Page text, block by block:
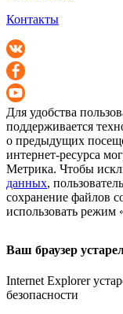
Контакты
Для удобства
поддерживается
о предыдущих
интернет-ресурса
Метрика. Чтобы
данных,
сохранение файлов
использовать режим
Ваш браузер
Internet Explorer
безопасности